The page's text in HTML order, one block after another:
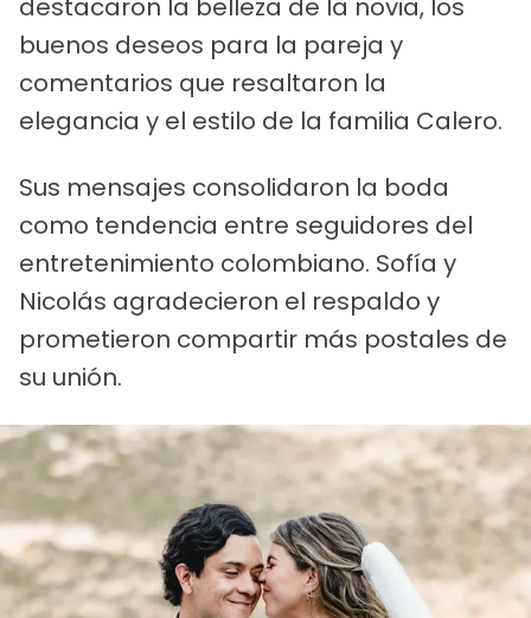
destacaron la belleza de la novia, los
buenos deseos para la pareja y
comentarios que resaltaron la
elegancia y el estilo de la familia Calero.
Sus mensajes consolidaron la boda
como tendencia entre seguidores del
entretenimiento colombiano. Sofía y
Nicolás agradecieron el respaldo y
prometieron compartir más postales de
su unión.